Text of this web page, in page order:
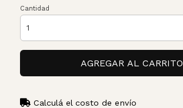
Cantidad
AGREGAR AL CARRITO
Calculá el costo de envío